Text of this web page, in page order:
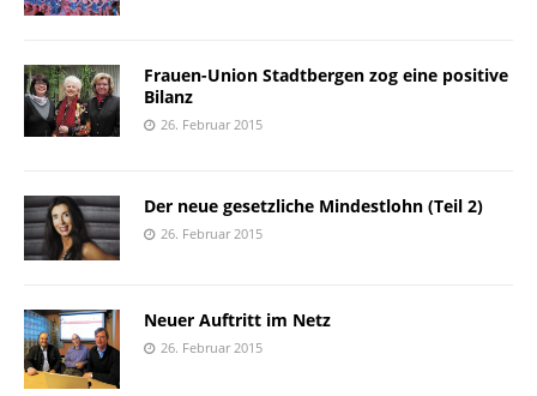
Frauen-Union Stadtbergen zog eine positive
Bilanz
26. Februar 2015
Der neue gesetzliche Mindestlohn (Teil 2)
26. Februar 2015
Neuer Auftritt im Netz
26. Februar 2015